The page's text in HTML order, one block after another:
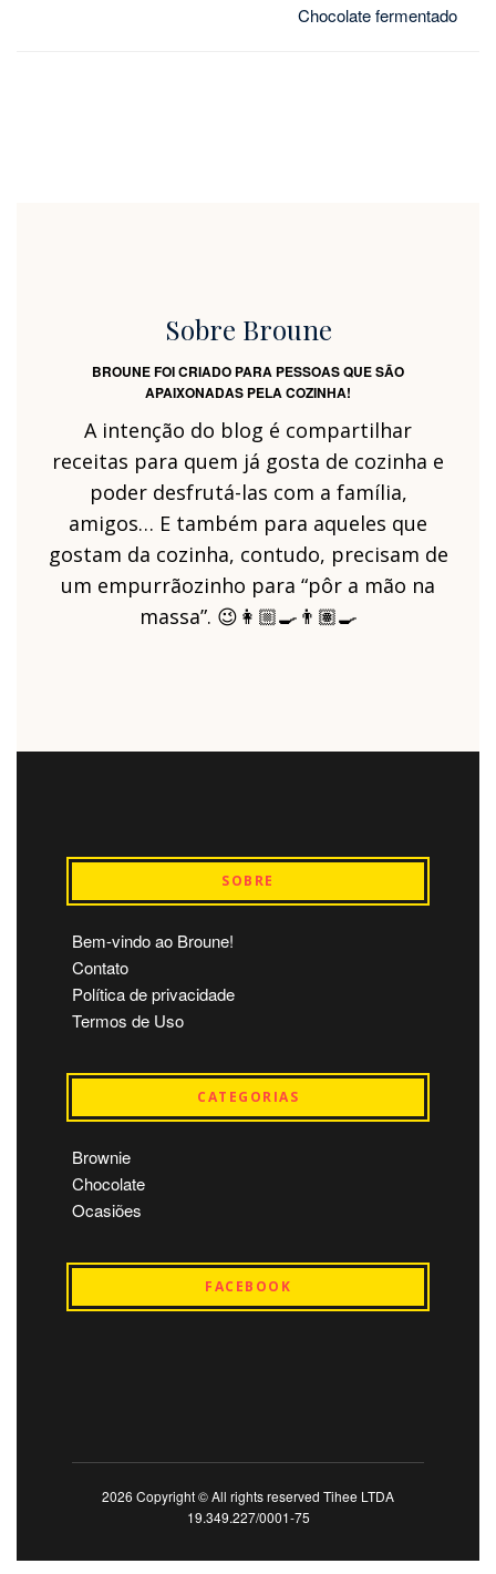
Chocolate fermentado
Sobre Broune
BROUNE FOI CRIADO PARA PESSOAS QUE SÃO
APAIXONADAS PELA COZINHA!
A intenção do blog é compartilhar
receitas para quem já gosta de cozinha e
poder desfrutá-las com a família,
amigos… E também para aqueles que
gostam da cozinha, contudo, precisam de
um empurrãozinho para “pôr a mão na
massa”. 😉👩🏼‍🍳👨🏽‍🍳
SOBRE
Bem-vindo ao Broune!
Contato
Política de privacidade
Termos de Uso
CATEGORIAS
Brownie
Chocolate
Ocasiões
FACEBOOK
2026 Copyright © All rights reserved Tihee LTDA
19.349.227/0001-75